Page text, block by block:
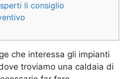
li consiglio
che interessa gli impianti
troviamo una caldaia di